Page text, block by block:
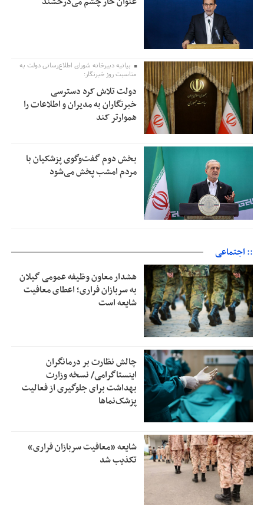
بیانیه دبیرخانه شورای اطلاع‌رسانی دولت به
مناسبت روز خبرنگار:
دولت تلاش کرد دسترسی
خبرنگاران به مدیران و اطلاعات را
هموارتر کند
بخش دوم گفت‌وگوی پزشکیان با
مردم امشب پخش می‌شود
:: اجتماعی
هشدار معاون وظیفه عمومی گیلان
به سربازان فراری؛ اعطای معافیت
شایعه است
چالش نظارت بر درمانگران
اینستاگرامی/ نسخه وزارت
بهداشت برای جلوگیری از فعالیت
پزشک‌نماها
شایعه «معافیت سربازان فراری»
تکذیب شد